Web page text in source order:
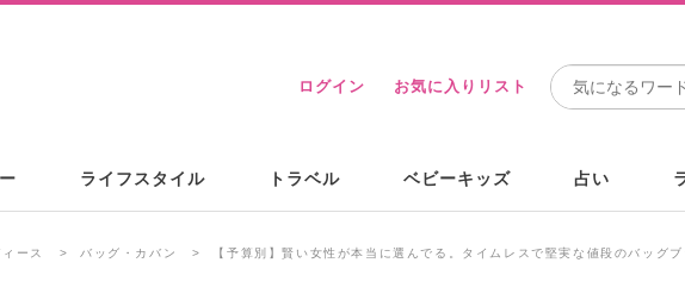
ログイン お気に入りリスト
ライフスタイル トラベル ベビーキッズ 占い
ース バッグ・カバン 【予算別】賢い女性が本当に選んでる。タイムレスで堅実な値段のバッグ